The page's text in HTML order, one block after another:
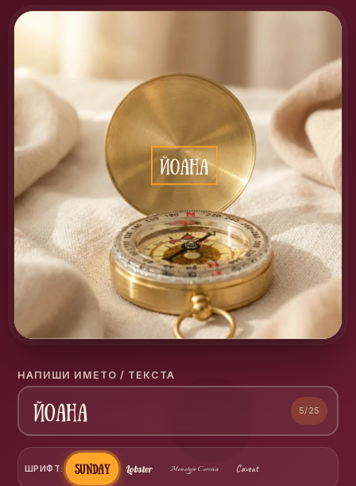
НАПИШИ ИМЕТО / ТЕКСТА
5/25
ШРИФТ: Sunday Lobster Monotype Corsiva Caveat